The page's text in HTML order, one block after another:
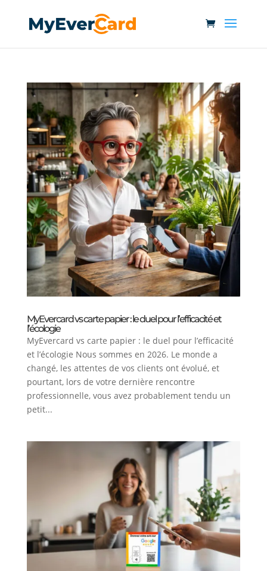
MyEvercard vs carte papier : le duel pour l’efficacité et
l’écologie
MyEvercard vs carte papier : le duel pour l’efficacité
et l’écologie Nous sommes en 2026. Le monde a
changé, les attentes de vos clients ont évolué, et
pourtant, lors de votre dernière rencontre
professionnelle, vous avez probablement tendu un
petit...